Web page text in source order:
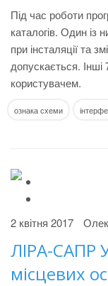
Під час роботи
каталогів. Один із
при інсталяції та
допускається. Інші
користувачем.
ознака схеми
2 квітня 2017
ЛІРА-САПР
місцевих